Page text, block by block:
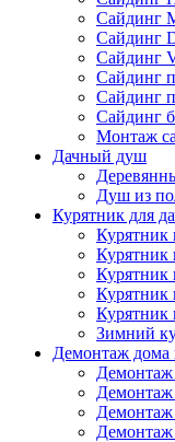
Сайдинг
Сайдинг
Сайдинг
Сайдинг
Сайдинг
Сайдинг
Монтаж
Дачный душ
Душ из
Курятник для
Курятник
Курятник
Курятник
Курятник
Курятник
Зимний
Демонтаж дома
Демонтаж
Демонтаж
Демонтаж
Демонтаж